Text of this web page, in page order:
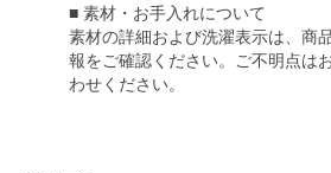
■ 素材・お手入れについて
素材の詳細および洗濯表示は、商
報をご確認ください。ご不明点は
わせください。